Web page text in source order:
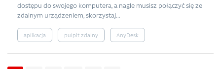
dostępu do swojego komputera, a nagle musisz połączyć się ze
zdalnym urządzeniem, skorzystaj...
aplikacja pulpit zdalny AnyDesk